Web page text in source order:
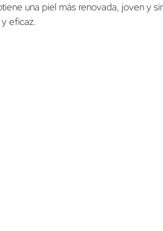
una piel más renovada, joven y
eficaz.